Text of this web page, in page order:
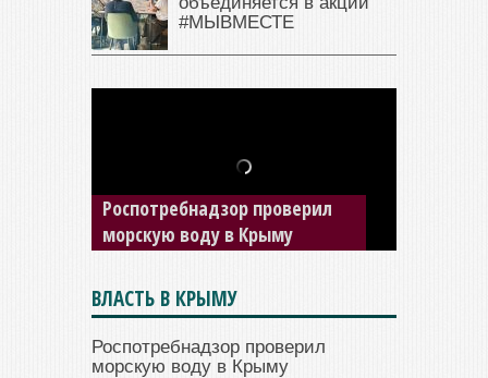
#МЫВМЕСТЕ
В Крыму у жителя Саки
изъяли автомобиль —
накопил долги по штрафам
ГИБДД
ВЛАСТЬ В КРЫМУ
Роспотребнадзор проверил
морскую воду в Крыму